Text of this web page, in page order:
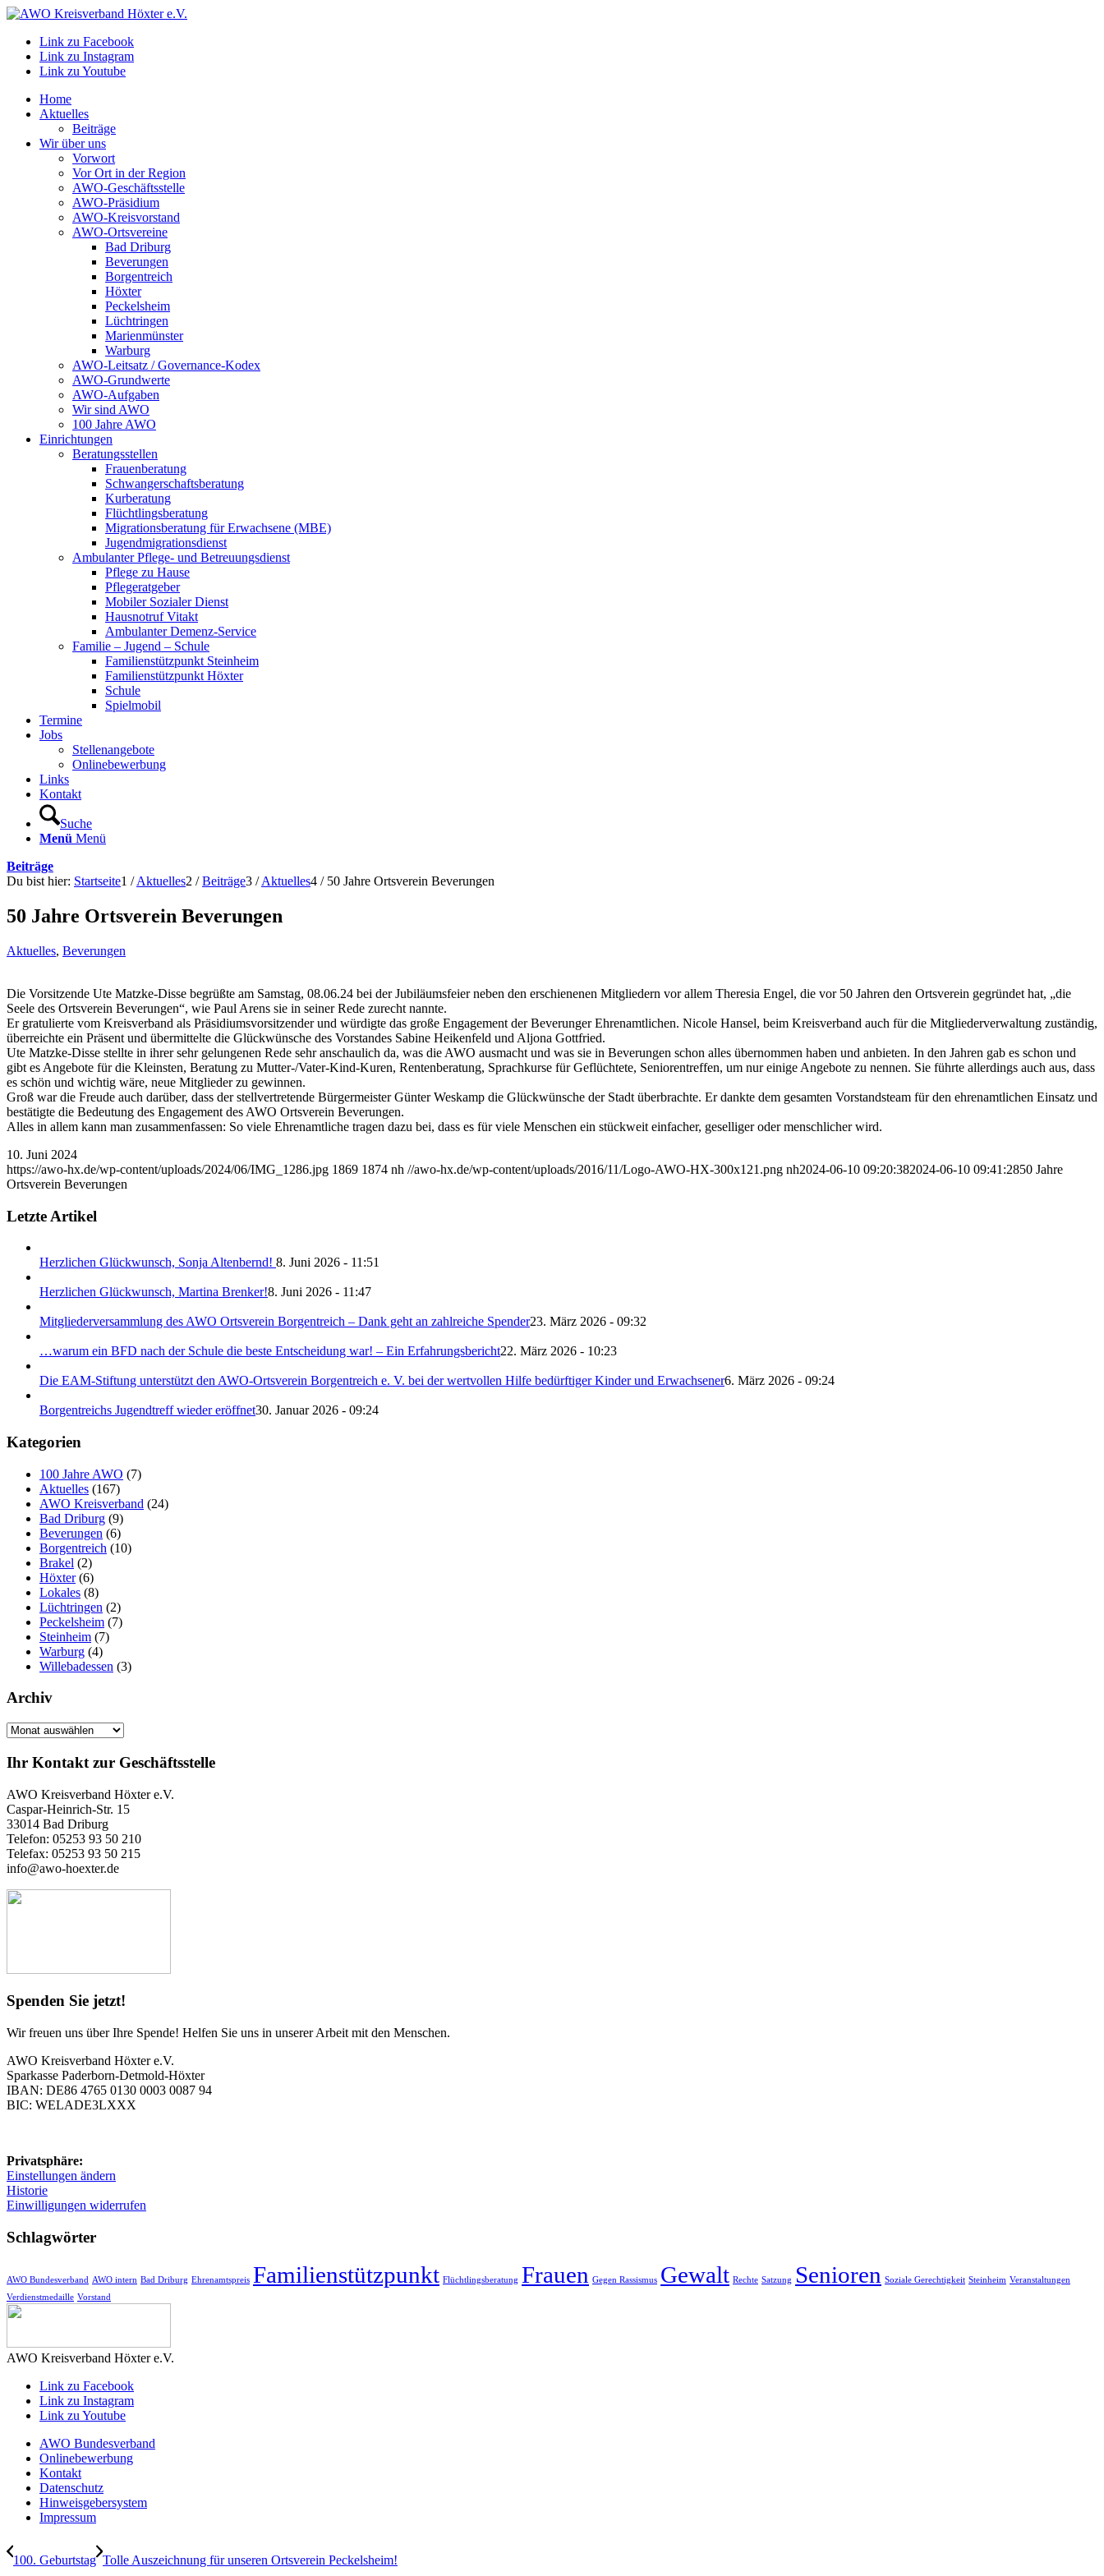
Link zu Facebook
Link zu Instagram
Link zu Youtube
Home
Aktuelles
Beiträge
Wir über uns
Vorwort
Vor Ort in der Region
AWO-Geschäftsstelle
AWO-Präsidium
AWO-Kreisvorstand
AWO-Ortsvereine
Bad Driburg
Beverungen
Borgentreich
Höxter
Peckelsheim
Lüchtringen
Marienmünster
Warburg
AWO-Leitsatz / Governance-Kodex
AWO-Grundwerte
AWO-Aufgaben
Wir sind AWO
100 Jahre AWO
Einrichtungen
Beratungsstellen
Frauenberatung
Schwangerschaftsberatung
Kurberatung
Flüchtlingsberatung
Migrationsberatung für Erwachsene (MBE)
Jugendmigrationsdienst
Ambulanter Pflege- und Betreuungsdienst
Pflege zu Hause
Pflegeratgeber
Mobiler Sozialer Dienst
Hausnotruf Vitakt
Ambulanter Demenz-Service
Familie – Jugend – Schule
Familienstützpunkt Steinheim
Familienstützpunkt Höxter
Schule
Spielmobil
Termine
Jobs
Stellenangebote
Onlinebewerbung
Links
Kontakt
Suche
Menü Menü
Beiträge
Du bist hier: Startseite1 / Aktuelles2 / Beiträge3 / Aktuelles4 / 50 Jahre Ortsverein Beverungen
50 Jahre Ortsverein Beverungen
Aktuelles, Beverungen
Die Vorsitzende Ute Matzke-Disse begrüßte am Samstag, 08.06.24 bei der Jubiläumsfeier neben den erschienenen Mitgliedern vor allem Theresia Engel, die vor 50 Jahren den Ortsverein gegründet hat, „die
Seele des Ortsverein Beverungen“, wie Paul Arens sie in seiner Rede zurecht nannte.
Er gratulierte vom Kreisverband als Präsidiumsvorsitzender und würdigte das große Engagement der Beverunger Ehrenamtlichen. Nicole Hansel, beim Kreisverband auch für die Mitgliederverwaltung zuständig,
überreichte ein Präsent und übermittelte die Glückwünsche des Vorstandes Sabine Heikenfeld und Aljona Gottfried.
Ute Matzke-Disse stellte in ihrer sehr gelungenen Rede sehr anschaulich da, was die AWO ausmacht und was sie in Beverungen schon alles übernommen haben und anbieten. In den Jahren gab es schon und
gibt es Angebote für die Kleinsten, Beratung zu Mutter-/Vater-Kind-Kuren, Rentenberatung, Sprachkurse für Geflüchtete, Seniorentreffen, um nur einige Angebote zu nennen. Sie führte allerdings auch aus, dass
es schön und wichtig wäre, neue Mitglieder zu gewinnen.
Groß war die Freude auch darüber, dass der stellvertretende Bürgermeister Günter Weskamp die Glückwünsche der Stadt überbrachte. Er dankte dem gesamten Vorstandsteam für den ehrenamtlichen Einsatz und
bestätigte die Bedeutung des Engagement des AWO Ortsverein Beverungen.
Alles in allem kann man zusammenfassen: So viele Ehrenamtliche tragen dazu bei, dass es für viele Menschen ein stückweit einfacher, geselliger oder menschlicher wird.
10. Juni 2024
https://awo-hx.de/wp-content/uploads/2024/06/IMG_1286.jpg 1869 1874 nh //awo-hx.de/wp-content/uploads/2016/11/Logo-AWO-HX-300x121.png nh2024-06-10 09:20:382024-06-10 09:41:2850 Jahre
Ortsverein Beverungen
Letzte Artikel
Herzlichen Glückwunsch, Sonja Altenbernd! 8. Juni 2026 - 11:51
Herzlichen Glückwunsch, Martina Brenker!8. Juni 2026 - 11:47
Mitgliederversammlung des AWO Ortsverein Borgentreich – Dank geht an zahlreiche Spender23. März 2026 - 09:32
…warum ein BFD nach der Schule die beste Entscheidung war! – Ein Erfahrungsbericht22. März 2026 - 10:23
Die EAM-Stiftung unterstützt den AWO-Ortsverein Borgentreich e. V. bei der wertvollen Hilfe bedürftiger Kinder und Erwachsener6. März 2026 - 09:24
Borgentreichs Jugendtreff wieder eröffnet30. Januar 2026 - 09:24
Kategorien
100 Jahre AWO (7)
Aktuelles (167)
AWO Kreisverband (24)
Bad Driburg (9)
Beverungen (6)
Borgentreich (10)
Brakel (2)
Höxter(6)
Lokales (8)
Lüchtringen (2)
Peckelsheim (7)
Steinheim (7)
Warburg (4)
Willebadessen (3)
Archiv
Archiv
Ihr Kontakt zur Geschäftsstelle
AWO Kreisverband Höxter e.V.
Caspar-Heinrich-Str. 15
33014 Bad Driburg
Telefon: 05253 93 50 210
Telefax: 05253 93 50 215
info@awo-hoexter.de
Spenden Sie jetzt!
Wir freuen uns über Ihre Spende! Helfen Sie uns in unserer Arbeit mit den Menschen.
AWO Kreisverband Höxter e.V.
Sparkasse Paderborn-Detmold-Höxter
IBAN: DE86 4765 0130 0003 0087 94
BIC: WELADE3LXXX
Privatsphäre:
Einstellungen ändern
Historie
Einwilligungen widerrufen
Schlagwörter
AWO Bundesverband AWO intern Bad Driburg Ehrenamtspreis Familienstützpunkt Flüchtlingsberatung Frauen Gegen Rassismus Gewalt Rechte Satzung Senioren Soziale Gerechtigkeit Steinheim Veranstaltungen
Verdienstmedaille Vorstand
AWO Kreisverband Höxter e.V.
Link zu Facebook
Link zu Instagram
Link zu Youtube
AWO Bundesverband
Onlinebewerbung
Kontakt
Datenschutz
Hinweisgebersystem
Impressum
100. Geburtstag Tolle Auszeichnung für unseren Ortsverein Peckelsheim!